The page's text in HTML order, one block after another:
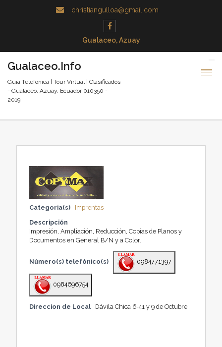
christiangulloa@gmail.com
Gualaceo, Azuay
Gualaceo.Info
Guía Telefónica | Tour Virtual | Clasificados
- Gualaceo, Azuay, Ecuador 010350 -
2019
Categoria(s)
Imprentas
Descripción
Impresión, Ampliación, Reducción, Copias de Planos y
Documentos en General B/N y a Color.
Número(s) telefónico(s) 0984771397
0984696754
Direccion de Local Dávila Chica 6-41 y 9 de Octubre